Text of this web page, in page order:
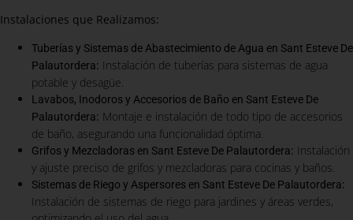
Instalaciones que Realizamos:
Tuberías y Sistemas de Abastecimiento de Agua en Sant Esteve De
Palautordera: Instalación de tuberías para sistemas de agua
potable y desagüe.
Lavabos, Inodoros y Accesorios de Baño en Sant Esteve De
Palautordera: Montaje e instalación de todo tipo de accesorios
de baño, asegurando una funcionalidad óptima.
Grifos y Mezcladoras en Sant Esteve De Palautordera: Instalación
y ajuste preciso de grifos y mezcladoras para cocinas y baños.
Sistemas de Riego y Aspersores en Sant Esteve De Palautordera:
Instalación de sistemas de riego para jardines y áreas verdes,